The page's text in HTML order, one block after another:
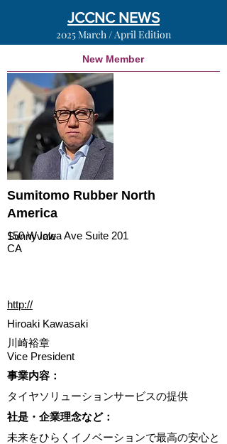
JCCNC NEWS
2025 March / April Edition
New Member
Sumitomo Rubber North
America
150 W Iowa Ave Suite 201
http://
Hiroaki Kawasaki
川崎裕章
Vice President
​事業内容：
タイヤソリューションサービスの提供
​社是・企業理念など：
未来をひらくイノベーションで最高の安心と
Sunnyvale
CA